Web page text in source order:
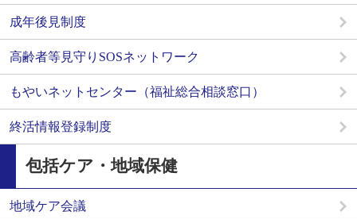
成年後見制度
高齢者等見守りSOSネットワーク
もやいネットセンター（福祉総合相談窓口）
終活情報登録制度
包括ケア・地域保健
地域ケア会議